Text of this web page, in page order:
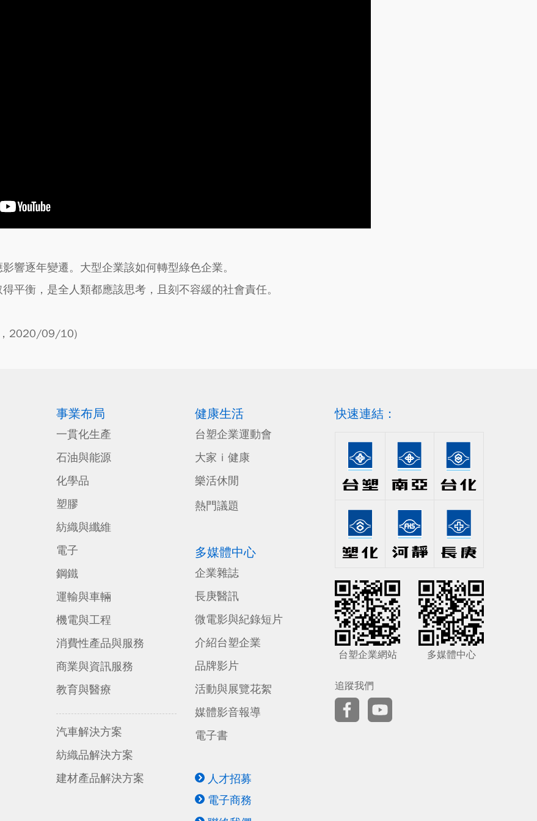
響逐年變遷。大型企業該如何轉型綠色企業。
平衡，是全人類都應該思考，且刻不容緩的社會責任。
，2020/09/10)
事業布局
一貫化生產
石油與能源
化學品
塑膠
紡織與纖維
電子
鋼鐵
運輸與車輛
機電與工程
消費性產品與服務
商業與資訊服務
教育與醫療
汽車解決方案
紡織品解決方案
建材產品解決方案
健康生活
台塑企業運動會
大家ｉ健康
樂活休閒
熱門議題
多媒體中心
企業雜誌
長庚醫訊
微電影與紀錄短片
介紹台塑企業
品牌影片
活動與展覽花絮
媒體影音報導
電子書
人才招募
電子商務
快速連結：
台塑企業網站 多媒體中心
追蹤我們